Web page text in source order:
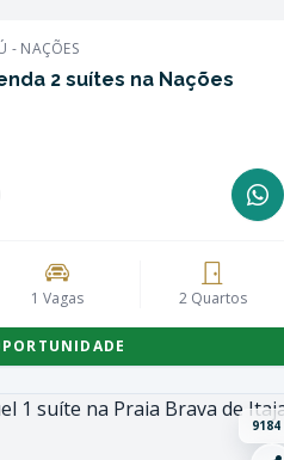
- NAÇÕES
2 suítes na Nações
1 Vagas 2 Quartos
9184